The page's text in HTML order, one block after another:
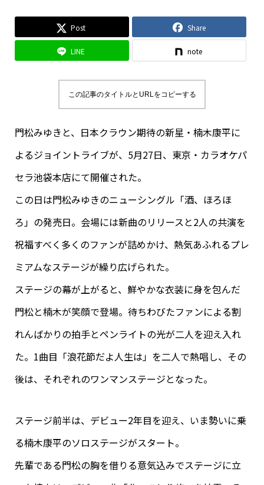
Post Share
LINE note
この記事のタイトルとURLをコピーする
門松みゆきと、日本クラウン期待の新星・楠木康平に
よるジョイントライブが、5月27日、東京・カラオケパ
セラ池袋本店にて開催された。
この日は門松みゆきのニューシングル「酒、ほろほ
ろ」の発売日。会場には新曲のリリースと2人の共演を
祝福すべく多くのファンが詰めかけ、熱気あふれるプレ
ミアムなステージが繰り広げられた。
ステージの幕が上がると、鮮やかな衣装に身を包んだ
門松と楠木が笑顔で登場。待ちわびたファンによる割
れんばかりの拍手とペンライトの光が二人を迎え入れ
た。1曲目「浪花節だよ人生は」を二人で熱唱し、その
後は、それぞれのワンマンステージとなった。
ステージ前半は、デビュー2年目を迎え、いま勢いに乗
る楠木康平のソロステージがスタート。
先輩である門松の胸を借りる意気込みでステージに立